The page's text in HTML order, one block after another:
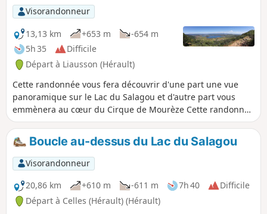
risque des incendies. Pensez à
consulter la carte.
Visorandonneur
13,13 km
+653 m
-654 m
5h 35
Difficile
Départ à Liausson (Hérault)
Cette randonnée vous fera découvrir d'une part une vue
panoramique sur le Lac du Salagou et d'autre part vous
emmènera au cœur du Cirque de Mourèze Cette randonnée
est susceptible d'être interdite en fonction du niveau de
risque des incendies. Pensez à consulter la carte.
Boucle au-dessus du Lac du Salagou
Visorandonneur
20,86 km
+610 m -611 m 7h 40
Difficile
Départ à Celles (Hérault) (Hérault)